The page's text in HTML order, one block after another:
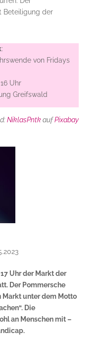
Beteiligung der
:
von Fridays
Uhr
Greifswald
NiklasPntkaufPixabay
Uhr der Markt der
Der Pommersche
Markt unter dem Motto
Die
an Menschen mit –